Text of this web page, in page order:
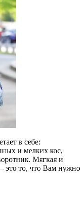
в себе:
и мелких кос,
Мягкая и
это то, что Вам нужно